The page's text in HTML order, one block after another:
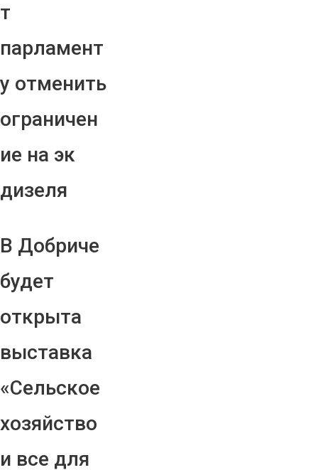
т
парламент
у отменить
ограничен
ие на эк
дизеля
В Добриче
будет
открыта
выставка
«Сельское
хозяйство
и все для